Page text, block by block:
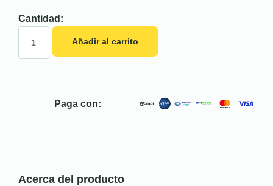
Cantidad:
Añadir al carrito
Paga con:
Acerca del producto